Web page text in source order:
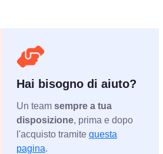
Hai bisogno di aiuto?
Un team sempre a tua
disposizione, prima e dopo
l'acquisto tramite questa
pagina.